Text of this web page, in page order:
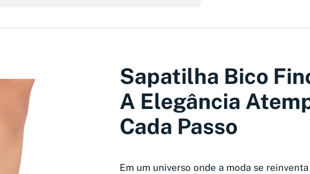
Sapatilha Bico
A Elegância
Cada Passo
Em um universo onde a moda se